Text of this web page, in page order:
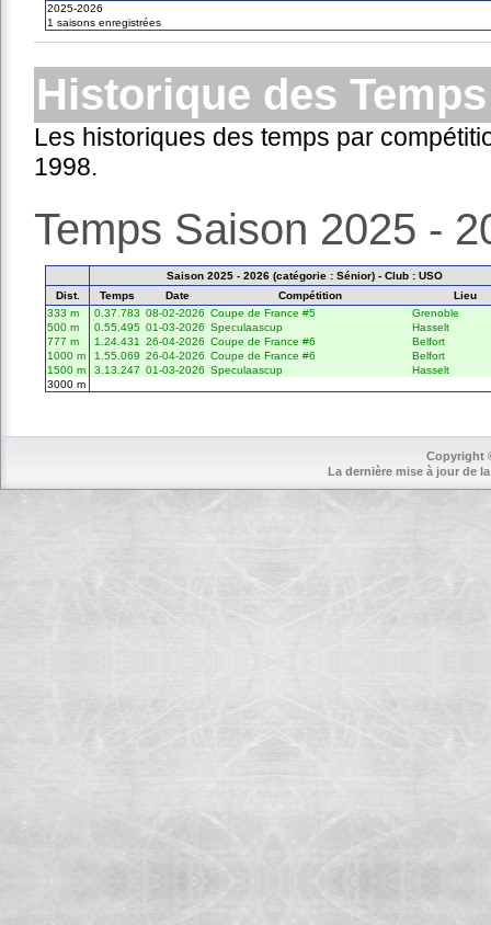
2025-2026
1 saisons enregistrées
Historique des Temps
Les historiques des temps par
1998.
Temps Saison 2025 -
Saison 2025 - 2026 (catégorie : Sénior) - Club : USO
Dist.
Temps Date Compétition
Lieu
333 m
0.37.783 08-02-2026 Coupe de France #5
Grenoble
500 m
0.55.495 01-03-2026 Speculaascup
Hasselt
777 m
1.24.431 26-04-2026 Coupe de France #6
Belfort
1000 m
1.55.069 26-04-2026 Coupe de France #6
Belfort
1500 m
3.13.247 01-03-2026 Speculaascup
Hasselt
3000 m
Copyright
La dernière mise à jour de